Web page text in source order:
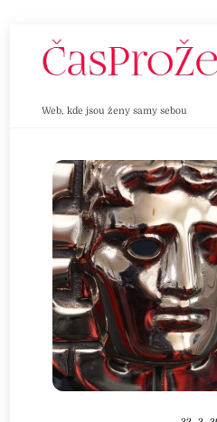
Web, kde jsou ženy samy sebou